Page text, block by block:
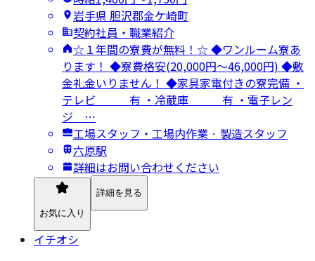
岩手県 胆沢郡金ケ崎町
契約社員・職業紹介
☆１年間の寮費が無料！☆ ◆ワンルーム寮あ
ります！ ◆寮費格安(20,000円～46,000円) ◆敷
金礼金いりません！ ◆家具家電付きの寮完備 ・
テレビ 有 ・冷蔵庫 有 ・電子レン
ジ …
工場スタッフ・工場内作業 · 製造スタッフ
六原駅
詳細はお問い合わせください
お気に入り
詳細を見る
イチオシ